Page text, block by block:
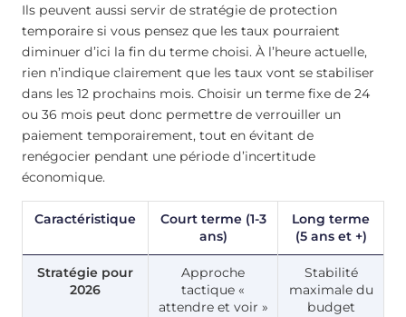
Ils peuvent aussi servir de stratégie de protection
temporaire si vous pensez que les taux pourraient
diminuer d’ici la fin du terme choisi. À l’heure actuelle,
rien n’indique clairement que les taux vont se stabiliser
dans les 12 prochains mois. Choisir un terme fixe de 24
ou 36 mois peut donc permettre de verrouiller un
paiement temporairement, tout en évitant de
renégocier pendant une période d’incertitude
économique.
Caractéristique
Court terme (1-3
ans)
Long terme
(5 ans et +)
Stratégie pour
2026
Approche
tactique «
attendre et voir »
Stabilité
maximale du
budget